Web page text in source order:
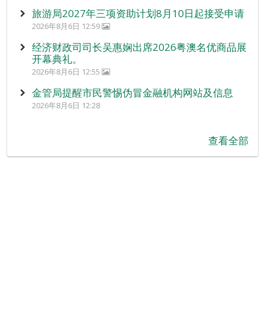
旅游局2027年三项资助计划8月10日起接受申请
2026年8月6日 12:59
经济财政司司长吴惠娴出席2026粤澳名优商品展
开幕典礼。
2026年8月6日 12:55
金管局提醒市民警惕伪冒金融机构网站及信息
2026年8月6日 12:28
查看全部